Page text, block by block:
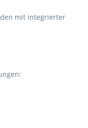
mit integrierter